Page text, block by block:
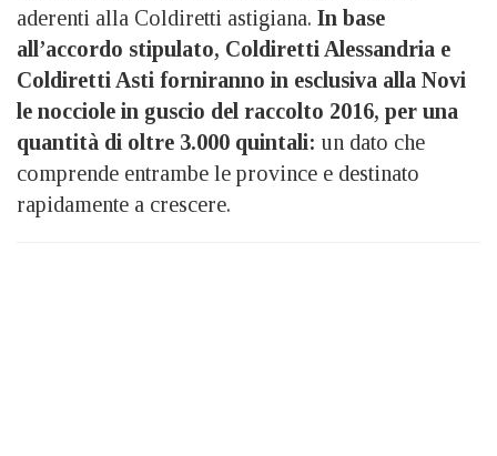
aderenti alla Coldiretti astigiana. In base
all’accordo stipulato, Coldiretti Alessandria e
Coldiretti Asti forniranno in esclusiva alla Novi
le nocciole in guscio del raccolto 2016, per una
quantità di oltre 3.000 quintali: un dato che
comprende entrambe le province e destinato
rapidamente a crescere.